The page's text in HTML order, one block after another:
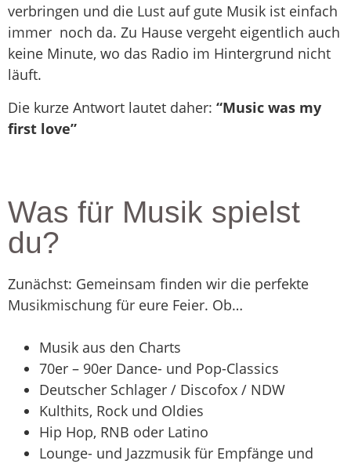
verbringen und die Lust auf gute Musik ist einfach
immer noch da. Zu Hause vergeht eigentlich auch
keine Minute, wo das Radio im Hintergrund nicht
läuft.
Die kurze Antwort lautet daher: “Music was my
first love”
Was für Musik spielst
du?
Zunächst: Gemeinsam finden wir die perfekte
Musikmischung für eure Feier. Ob…
Musik aus den Charts
70er – 90er Dance- und Pop-Classics
Deutscher Schlager / Discofox / NDW
Kulthits, Rock und Oldies
Hip Hop, RNB oder Latino
Lounge- und Jazzmusik für Empfänge und